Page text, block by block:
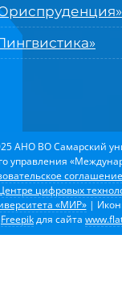
АНО ВО Самарский
управления
соглашение
цифровых
«МИР»|
Freepikдля сайта